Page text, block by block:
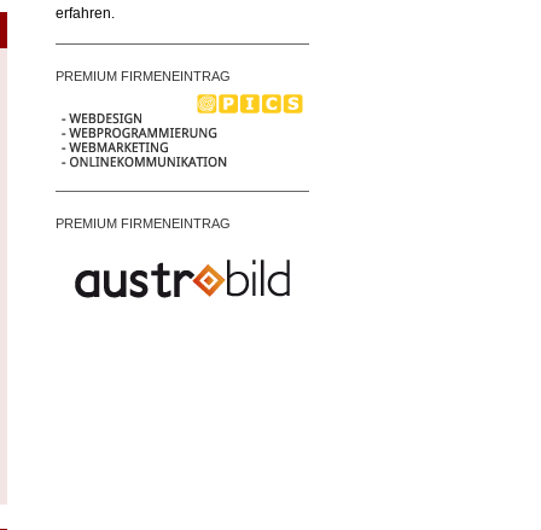
erfahren.
PREMIUM FIRMENEINTRAG
PREMIUM FIRMENEINTRAG